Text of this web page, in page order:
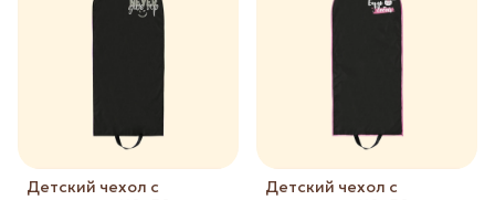
Детский чехол с
Детский чехол с